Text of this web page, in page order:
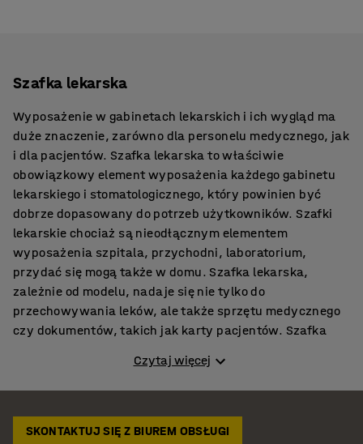
Szafka lekarska
Wyposażenie w gabinetach lekarskich i ich wygląd ma
duże znaczenie, zarówno dla personelu medycznego, jak
i dla pacjentów. Szafka lekarska to właściwie
obowiązkowy element wyposażenia każdego gabinetu
lekarskiego i stomatologicznego, który powinien być
dobrze dopasowany do potrzeb użytkowników. Szafki
lekarskie chociaż są nieodłącznym elementem
wyposażenia szpitala, przychodni, laboratorium,
przydać się mogą także w domu. Szafka lekarska,
zależnie od modelu, nadaje się nie tylko do
przechowywania leków, ale także sprzętu medycznego
czy dokumentów, takich jak karty pacjentów. Szafka
estetyczna. Dobrej jakości szafka lekarska powinna
umożliwić zachowanie maksymalnego bezpieczeństwa,
Czytaj więcej
SKONTAKTUJ SIĘ Z BIUREM OBSŁUGI